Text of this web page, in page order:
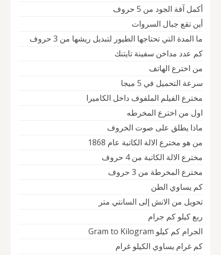
أكمل آفة الجود من 5 حروف
أين تقع جبال السروات
ما المدة التي تحتاجها الطيور لتبديل ريشها من 3 حروف
كم عدد مداخن سفينة تايتنك
من اخترع الهاتف
سرعة التحميل في 5 ميجا
مخترع الفيلم الملفوف داخل الكاميرا
اول من اخترع المخرطه
ماذا يطلق على صوت الخروف
من هو مخترع الالة الكاتبة عام 1868
مخترع الالة الكاتبة من 4 حروف
مخترع المخرطة من 3 حروف
كم يساوي الطن
تحويل من الانش إلى السانتي متر
ربع كيلو كم جرام
الجرام كم كيلو Gram to Kilogram
كم غرام يساوي الكيلو غرام